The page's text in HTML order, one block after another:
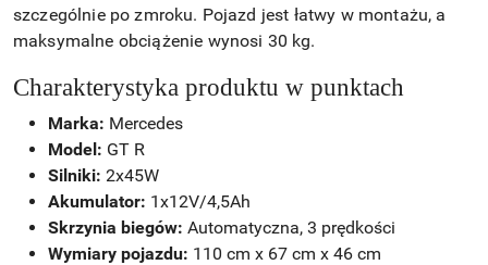
szczególnie po zmroku. Pojazd jest łatwy w montażu, a
maksymalne obciążenie wynosi 30 kg.
Charakterystyka produktu w punktach
Marka: Mercedes
Model: GT R
Silniki: 2x45W
Akumulator: 1x12V/4,5Ah
Skrzynia biegów: Automatyczna, 3 prędkości
Wymiary pojazdu: 110 cm x 67 cm x 46 cm